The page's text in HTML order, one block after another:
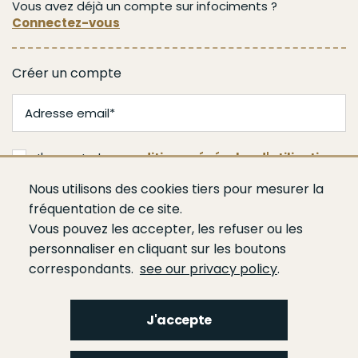
Nous utilisons des cookies tiers pour mesurer la
fréquentation de ce site.
Vous pouvez les accepter, les refuser ou les
personnaliser en cliquant sur les boutons
correspondants. see our privacy policy.
J'accepte
Vous avez déjà un compte sur infociments ?
Connectez-vous
Créer un compte
J'accepte lesconditions générales d'utilisation
Valider
Qui sommes-nous ?Espace presseAgendaPublicationsBâtiment